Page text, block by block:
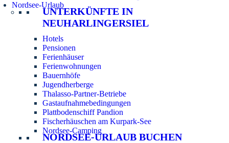
Nordsee-Urlaub
UNTERKÜNFTE IN
NEUHARLINGERSIEL
Hotels
Pensionen
Ferienhäuser
Ferienwohnungen
Bauernhöfe
Jugendherberge
Thalasso-Partner-Betriebe
Gastaufnahmebedingungen
Plattbodenschiff Pandion
Fischerhäuschen am Kurpark-See
Nordsee-Camping
NORDSEE-URLAUB BUCHEN